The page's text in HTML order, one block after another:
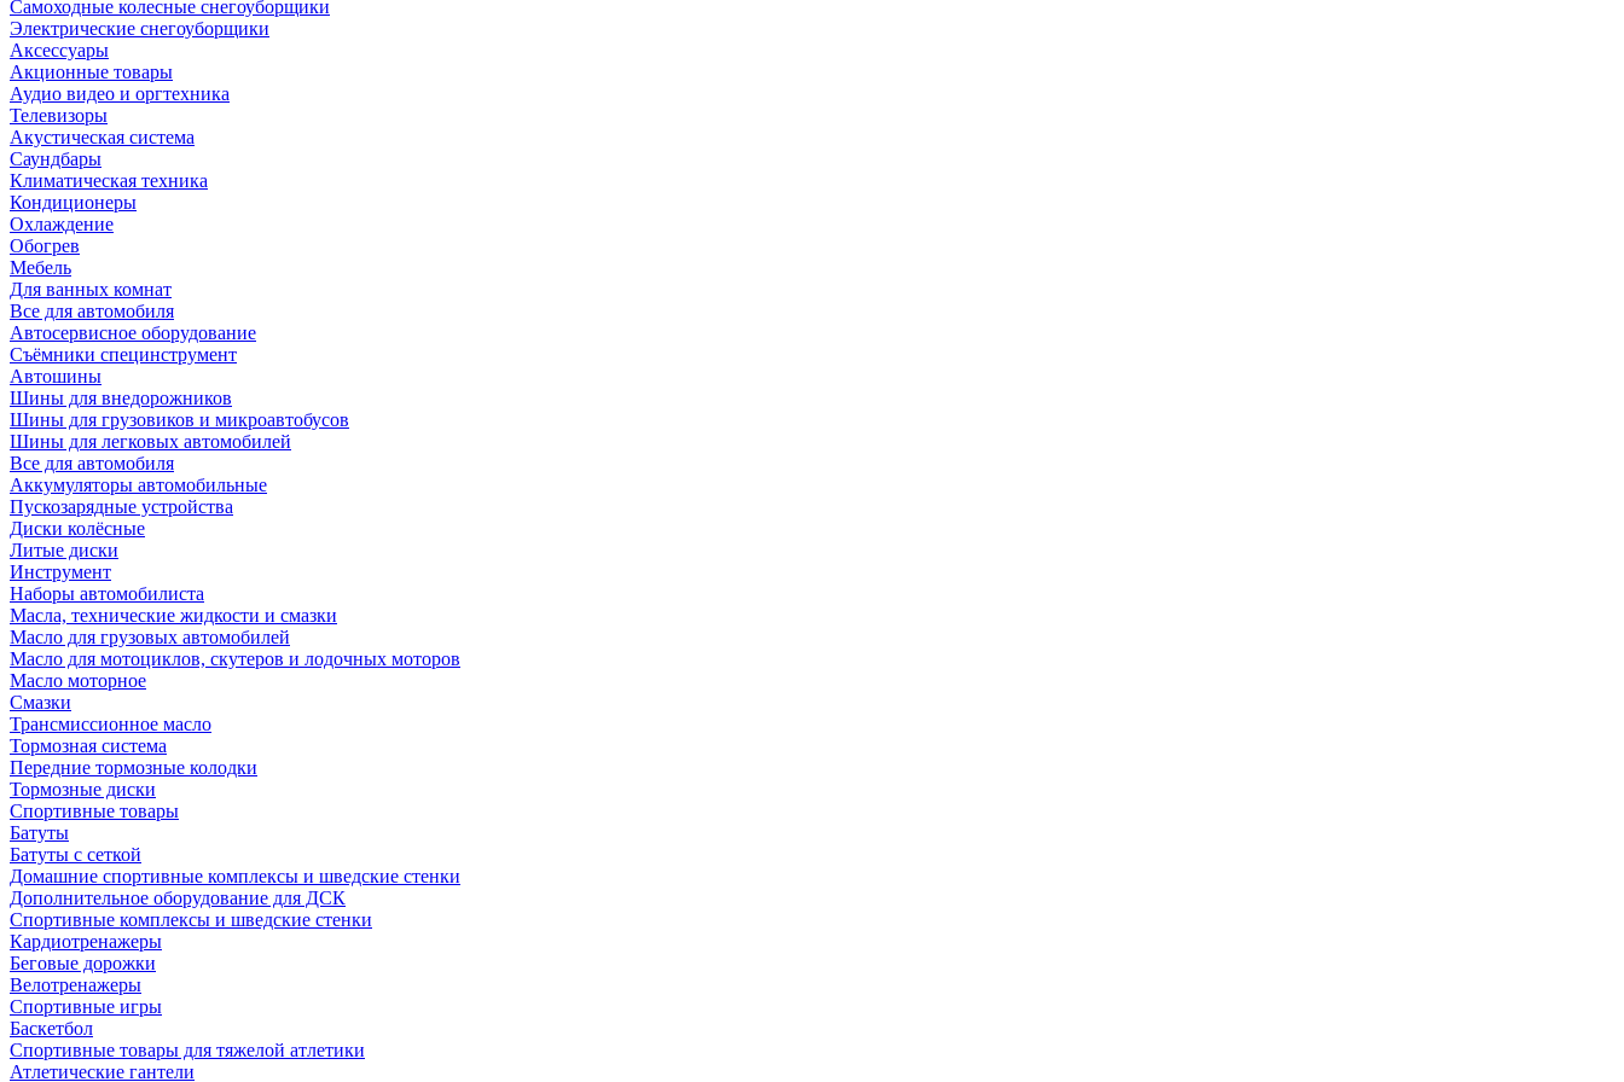
Самоходные колесные снегоуборщики
Электрические снегоуборщики
Аксессуары
Акционные товары
Аудио видео и оргтехника
Телевизоры
Акустическая система
Саундбары
Климатическая техника
Кондиционеры
Охлаждение
Обогрев
Мебель
Для ванных комнат
Все для автомобиля
Автосервисное оборудование
Съёмники специнструмент
Автошины
Шины для внедорожников
Шины для грузовиков и микроавтобусов
Шины для легковых автомобилей
Все для автомобиля
Аккумуляторы автомобильные
Пускозарядные устройства
Диски колёсные
Литые диски
Инструмент
Наборы автомобилиста
Масла, технические жидкости и смазки
Масло для грузовых автомобилей
Масло для мотоциклов, скутеров и лодочных моторов
Масло моторное
Смазки
Трансмиссионное масло
Тормозная система
Передние тормозные колодки
Тормозные диски
Спортивные товары
Батуты
Батуты с сеткой
Домашние спортивные комплексы и шведские стенки
Дополнительное оборудование для ДСК
Спортивные комплексы и шведские стенки
Кардиотренажеры
Беговые дорожки
Велотренажеры
Спортивные игры
Баскетбол
Спортивные товары для тяжелой атлетики
Атлетические гантели